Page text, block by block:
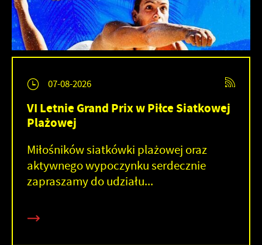
07-08-2026
VI Letnie Grand Prix w Piłce Siatkowej
Plażowej
Miłośników siatkówki plażowej oraz
aktywnego wypoczynku serdecznie
zapraszamy do udziału...